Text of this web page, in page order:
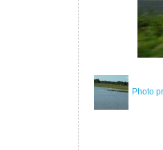
Photo